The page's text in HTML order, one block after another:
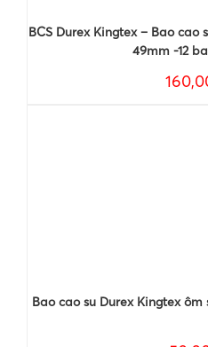
BCS Durex Kingtex – Bao cao
49mm -12
Bao cao su Durex Kingtex